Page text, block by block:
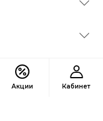
Акции Кабинет